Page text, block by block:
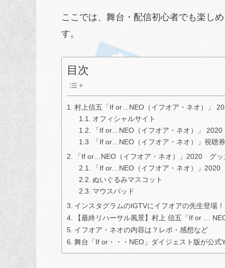
ここでは、舞台・配信初心者でも楽し
す。
目次
村上信五「If or…NEO（イフオア・ネオ）」
オフィシャルサイト
「If or…NEO（イフオア・ネオ）」 2020
「If or…NEO（イフオア・ネオ）」視聴
「If or…NEO（イフオア・ネオ）」2020 グッ
「If or…NEO（イフオア・ネオ）」
ぬいぐるみマスコット
マウスパッド
インスタグラムのIGTVにイフオアの先生登場！
【最終リハーサル風景】村上 信五「If or …
イフオア・ネオの内容は？レポ・感想など
舞台「If or・・・NEO」ダイジェスト版が公式